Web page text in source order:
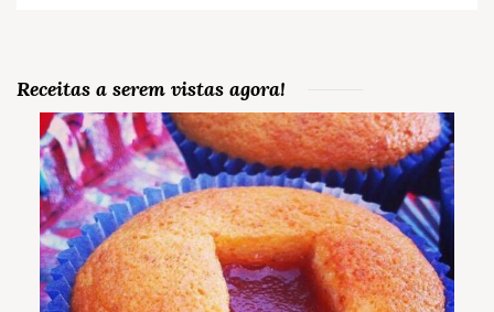
Receitas a serem vistas agora!